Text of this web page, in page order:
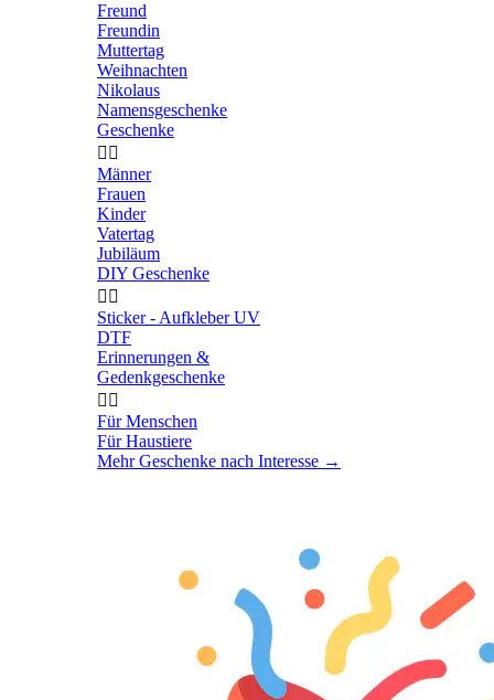
Freund
Freundin
Muttertag
Weihnachten
Nikolaus
Namensgeschenke
Geschenke
 
Männer
Frauen
Kinder
Vatertag
Jubiläum
DIY Geschenke
 
Sticker - Aufkleber UV
DTF
Erinnerungen &
Gedenkgeschenke
 
Für Menschen
Für Haustiere
Mehr Geschenke nach Interesse →